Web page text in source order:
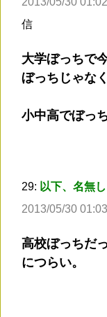
信
大学ぼっちで
ぼっちじゃな
小中高でぼっ
29: 以下、名無
2013/05/30
高校ぼっちだ
につらい。